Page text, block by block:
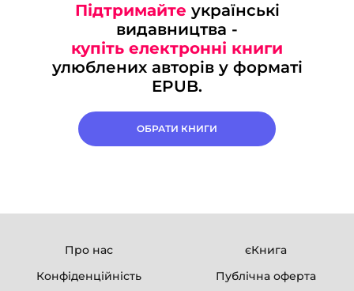
Підтримайте українські
видавництва -
купіть електронні книги
улюблених авторів у форматі
EPUB.
ОБРАТИ КНИГИ
Про нас
єКнига
Конфіденційність
Публічна оферта